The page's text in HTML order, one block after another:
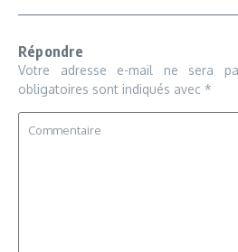
Répondre
Votre adresse e-mail ne sera
obligatoires sont indiqués avec *